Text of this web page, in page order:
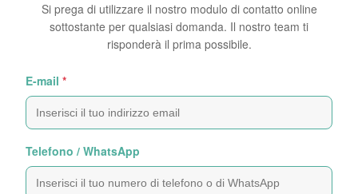
Si prega di utilizzare il nostro modulo di contatto online
sottostante per qualsiasi domanda. Il nostro team ti
risponderà il prima possibile.
E-mail *
Telefono / WhatsApp